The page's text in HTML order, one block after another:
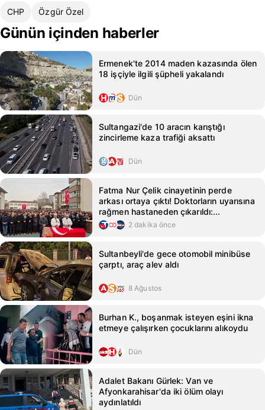
CHP Özgür Özel
Günün içinden haberler
Ermenek'te 2014 maden kazasında ölen
18 işçiyle ilgili şüpheli yakalandı
Dün
Sultangazi'de 10 aracın karıştığı
zincirleme kaza trafiği aksattı
Dün
Fatma Nur Çelik cinayetinin perde
arkası ortaya çıktı! Doktorların uyarısına
rağmen hastaneden çıkarıldı:...
2 dakika önce
Sultanbeyli'de gece otomobil minibüse
çarptı, araç alev aldı
8 Ağustos
Burhan K., boşanmak isteyen eşini ikna
etmeye çalışırken çocuklarını alıkoydu
Dün
Adalet Bakanı Gürlek: Van ve
Afyonkarahisar'da iki ölüm olayı
aydınlatıldı